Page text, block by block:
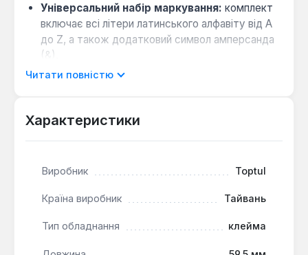
Універсальний набір маркування: комплект
включає всі літери латинського алфавіту від A
до Z, а також додатковий символ амперсанда
(&).
Зручне застосування:
та механізованими тримачами.
нестираючих позначок на металевих деталях,
виробництва та ремонтних служб. Набір
забезпечує повний спектр для буквеного
Читати повністю
Характеристики
Виробник Toptul
Країна виробник Тайвань
Тип обладнання клейма